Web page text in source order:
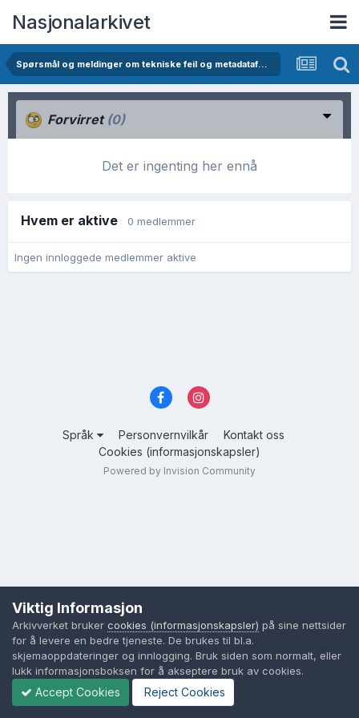
Nasjonalarkivet
Spørsmål og meldinger om tekniske feil og metadatafeil i Digitalarkivet
Forvirret (0)
Det er ingenting her ennå
Hvem er aktive 0 medlemmer
Ingen innloggede medlemmer aktive
Språk Personvernvilkår
Kontakt oss
Cookies (informasjonskapsler)
Powered by Invision Community
Viktig Informasjon
Arkivverket bruker cookies (informasjonskapsler) på sine nettsider
for å levere en bedre tjeneste. De brukes til bl.a.
skjemaoppdateringer og innlogging. Bruk siden som normalt, eller
lukk informasjonsboksen for å akseptere bruk av cookies.
Accept Cookies Reject Cookies